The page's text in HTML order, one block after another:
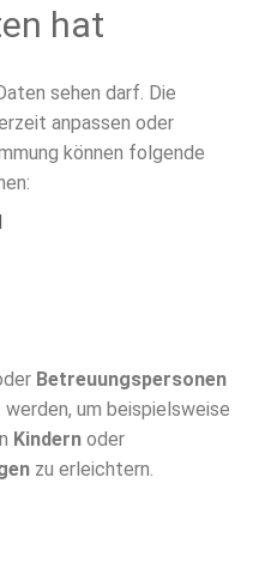
hat
sehen darf. Die
anpassen oder
können folgende
Betreuungspersonen
um beispielsweise
Kindern oder
zu erleichtern.